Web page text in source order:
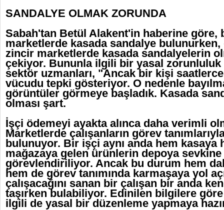
SANDALYE OLMAK ZORUNDA
Sabah'tan Betül Alakent'in haberine göre,
marketlerde kasada sandalye
zincir marketlerde kasada sandalyelerin
çekiyor. Bununla ilgili bir yasal zorunluluk
sektör uzmanları, "Ancak bir kişi saatlerce
vücudu tepki gösteriyor. O nedenle
görüntüler görmeye başladık. Kasada
olması şart.
İşçi ödemeyi ayakta alınca daha verimli
Marketlerde çalışanların görev
bulunuyor. Bir işçi aynı anda hem kasaya
mağazaya gelen ürünlerin depoya
görevlendiriliyor. Ancak bu durum hem
hem de görev tanımında karmaşaya yol
çalışacağını sanan bir çalışan bir anda
taşırken bulabiliyor. Edinilen bilgilere
ilgili de yasal bir düzenleme yapmaya